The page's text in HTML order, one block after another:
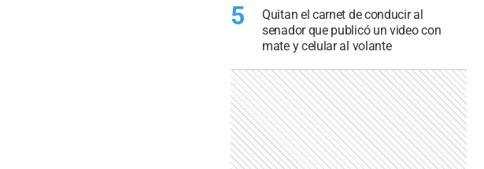
5
Quitan el carnet de conducir al
senador que publicó un video con
mate y celular al volante